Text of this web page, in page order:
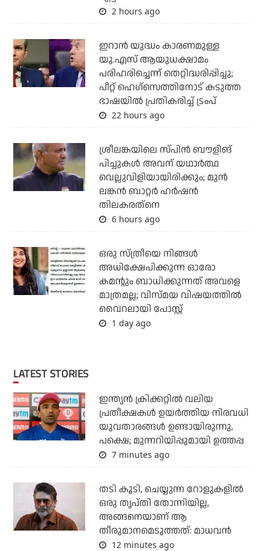
2 hours ago
ഇറാന്‍ യുദ്ധം കാരണമുള്ള
യു.എസ് ആയുധക്ഷാമം
പരിഹരിച്ചെന്ന് തെറ്റിദ്ധരിപ്പിച്ചു;
പീറ്റ് ഹെഗ്‌സെത്തിനോട് കടുത്ത
ഭാഷയില്‍ പ്രതികരിച്ച് ട്രംപ്
22 hours ago
ശ്രീലങ്കയിലെ സ്പിന്‍ ബൗളിങ്
പിച്ചുകള്‍ അവന് യഥാര്‍ത്ഥ
വെല്ലുവിളിയായിരിക്കും; മുന്‍
ലങ്കന്‍ ബാറ്റര്‍ ഹര്‍ഷന്‍
തിലകരത്‌നെ
6 hours ago
ഒരു സ്ത്രീയെ നിങ്ങള്‍
അധിക്ഷേപിക്കുന്ന ഓരോ
കമന്റും ബാധിക്കുന്നത് അവളെ
മാത്രമല്ല; വിസ്മയ വിഷയത്തില്‍
വൈറലായി പോസ്റ്റ്
1 day ago
LATEST STORIES
ഇന്ത്യന്‍ ക്രിക്കറ്റില്‍ വലിയ
പ്രതീക്ഷകള്‍ ഉയര്‍ത്തിയ നിരവധി
യുവതാരങ്ങള്‍ ഉണ്ടായിരുന്നു,
പക്ഷെ; മുന്നറിയിപ്പുമായി ഉത്തപ്പ
7 minutes ago
തടി കൂടി, ചെയ്യുന്ന റോളുകളില്‍
ഒരു തൃപ്തി തോന്നിയില്ല,
അങ്ങനെയാണ് ആ
തീരുമാനമെടുത്തത്: മാധവന്‍
12 minutes ago